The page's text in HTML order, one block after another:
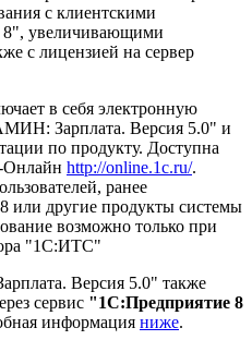
с клиентскими
8", увеличивающими
с лицензией на сервер
в себя электронную
Зарплата. Версия 5.0" и
по продукту. Доступна
Онлайн http://online.1c.ru/.
ранее
или другие продукты системы
возможно только при
"1С:ИТС"
Версия 5.0" также
сервис "1С:Предприятие 8
информация ниже.